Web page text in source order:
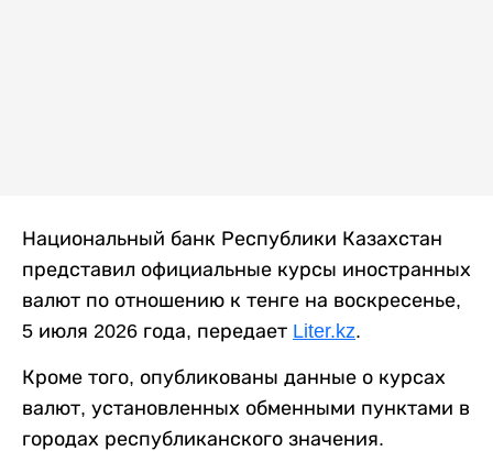
Национальный банк Республики Казахстан
представил официальные курсы иностранных
валют по отношению к тенге на воскресенье,
5 июля 2026 года, передает Liter.kz.
Кроме того, опубликованы данные о курсах
валют, установленных обменными пунктами в
городах республиканского значения.